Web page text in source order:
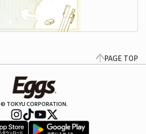
PAGE TOP
© TOKYU CORPORATION.